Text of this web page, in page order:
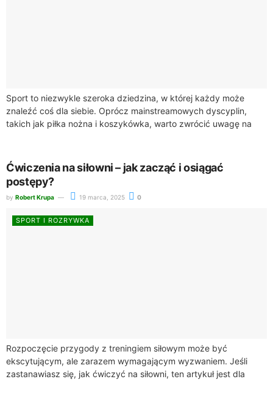
Sport to niezwykle szeroka dziedzina, w której każdy może
znaleźć coś dla siebie. Oprócz mainstreamowych dyscyplin,
takich jak piłka nożna i koszykówka, warto zwrócić uwagę na
Ćwiczenia na siłowni – jak zacząć i osiągać
postępy?
by Robert Krupa 19 marca, 2025 0
SPORT I ROZRYWKA
Rozpoczęcie przygody z treningiem siłowym może być
ekscytującym, ale zarazem wymagającym wyzwaniem. Jeśli
zastanawiasz się, jak ćwiczyć na siłowni, ten artykuł jest dla